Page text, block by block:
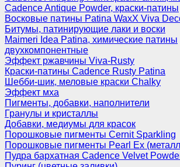
Cadence Antique Powder, краски-патины
Восковые патины Patina WaxX Viva
Битумы, патинирующие лаки и воски
Maimeri Idea Patina, химические патины
двухкомпонентные
Эффект ржавчины Viva-Rusty
Краски-патины Cadence Rusty Patina
Шебби-шик, меловые краски Chalky
Эффект мха
Пигменты, добавки, наполнители
Гранулы и кристаллы
Добавки, медиумы для красок
Порошковые пигменты Cernit Sparkling
Порошковые пигменты Pearl Ex
Пудра бархатная Cadence Velvet